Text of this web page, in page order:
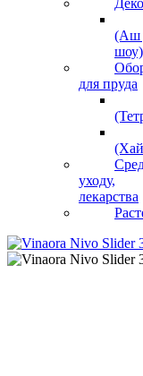
(Аш
шоу)
для пруда
уходу,
лекарства